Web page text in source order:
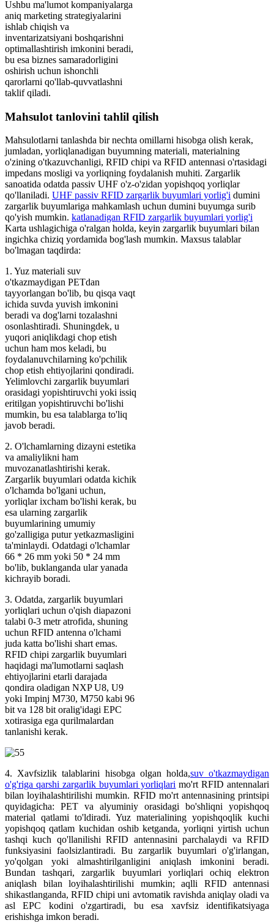
Ushbu ma'lumot kompaniyalarga
aniq marketing strategiyalarini
ishlab chiqish va
inventarizatsiyani boshqarishni
optimallashtirish imkonini beradi,
bu esa biznes samaradorligini
oshirish uchun ishonchli
qarorlarni qo'llab-quvvatlashni
taklif qiladi.
Mahsulot tanlovini tahlil qilish
Mahsulotlarni tanlashda bir nechta omillarni hisobga olish kerak,
jumladan, yorliqlanadigan buyumning materiali, materialning
o'zining o'tkazuvchanligi, RFID chipi va RFID antennasi o'rtasidagi
impedans mosligi va yorliqning foydalanish muhiti. Zargarlik
sanoatida odatda passiv UHF o'z-o'zidan yopishqoq yorliqlar
qo'llaniladi. UHF passiv RFID zargarlik buyumlari yorlig'i dumini
zargarlik buyumlariga mahkamlash uchun dumini buyumga surib
qo'yish mumkin. katlanadigan RFID zargarlik buyumlari yorlig'i
Karta ushlagichiga o'ralgan holda, keyin zargarlik buyumlari bilan
ingichka chiziq yordamida bog'lash mumkin. Maxsus talablar
bo'lmagan taqdirda:
1. Yuz materiali suv
o'tkazmaydigan PETdan
tayyorlangan bo'lib, bu qisqa vaqt
ichida suvda yuvish imkonini
beradi va dog'larni tozalashni
osonlashtiradi. Shuningdek, u
yuqori aniqlikdagi chop etish
uchun ham mos keladi, bu
foydalanuvchilarning ko'pchilik
chop etish ehtiyojlarini qondiradi.
Yelimlovchi zargarlik buyumlari
orasidagi yopishtiruvchi yoki issiq
eritilgan yopishtiruvchi bo'lishi
mumkin, bu esa talablarga to'liq
javob beradi.
2. O'lchamlarning dizayni estetika
va amaliylikni ham
muvozanatlashtirishi kerak.
Zargarlik buyumlari odatda kichik
o'lchamda bo'lgani uchun,
yorliqlar ixcham bo'lishi kerak, bu
esa ularning zargarlik
buyumlarining umumiy
go'zalligiga putur yetkazmasligini
ta'minlaydi. Odatdagi o'lchamlar
66 * 26 mm yoki 50 * 24 mm
bo'lib, buklanganda ular yanada
kichrayib boradi.
3. Odatda, zargarlik buyumlari
yorliqlari uchun o'qish diapazoni
talabi 0-3 metr atrofida, shuning
uchun RFID antenna o'lchami
juda katta bo'lishi shart emas.
RFID chipi zargarlik buyumlari
haqidagi ma'lumotlarni saqlash
ehtiyojlarini etarli darajada
qondira oladigan NXP U8, U9
yoki Impinj M730, M750 kabi 96
bit va 128 bit oralig'idagi EPC
xotirasiga ega qurilmalardan
tanlanishi kerak.
4. Xavfsizlik talablarini hisobga olgan holda,suv o'tkazmaydigan
o'g'riga qarshi zargarlik buyumlari yorliqlari mo'rt RFID antennalari
bilan loyihalashtirilishi mumkin. RFID mo'rt antennasining printsipi
quyidagicha: PET va alyuminiy orasidagi bo'shliqni yopishqoq
material qatlami to'ldiradi. Yuz materialining yopishqoqlik kuchi
yopishqoq qatlam kuchidan oshib ketganda, yorliqni yirtish uchun
tashqi kuch qo'llanilishi RFID antennasini parchalaydi va RFID
funksiyasini faolsizlantiradi. Bu zargarlik buyumlari o'g'irlangan,
yo'qolgan yoki almashtirilganligini aniqlash imkonini beradi.
Bundan tashqari, zargarlik buyumlari yorliqlari ochiq elektron
aniqlash bilan loyihalashtirilishi mumkin; aqlli RFID antennasi
shikastlanganda, RFID chipi uni avtomatik ravishda aniqlay oladi va
asl EPC kodini o'zgartiradi, bu esa xavfsiz identifikatsiyaga
erishishga imkon beradi.